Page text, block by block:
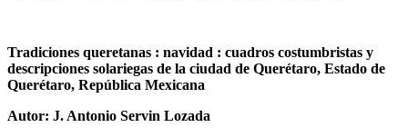
Tradiciones queretanas : navidad : cuadros costumbristas y
descripciones solariegas de la ciudad de Querétaro, Estado de
Querétaro, República Mexicana
Autor: J. Antonio Servin Lozada